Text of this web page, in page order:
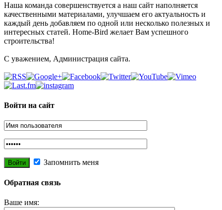
Наша команда совершенствуется а наш сайт наполняется
качественными материалами, улучшаем его актуальность и
каждый день добавляем по одной или несколько полезных и
интересных статей. Home-Bird желает Вам успешного
строительства!
С уважением, Администрация сайта.
Войти на сайт
Запомнить меня
Обратная связь
Ваше имя: